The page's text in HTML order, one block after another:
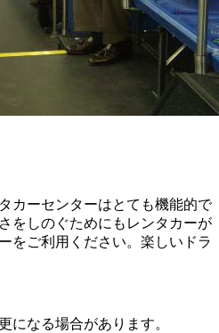
カーセンターはとても機能的で
をしのぐためにもレンタカーが
をご利用ください。楽しいドラ
なる場合があります。